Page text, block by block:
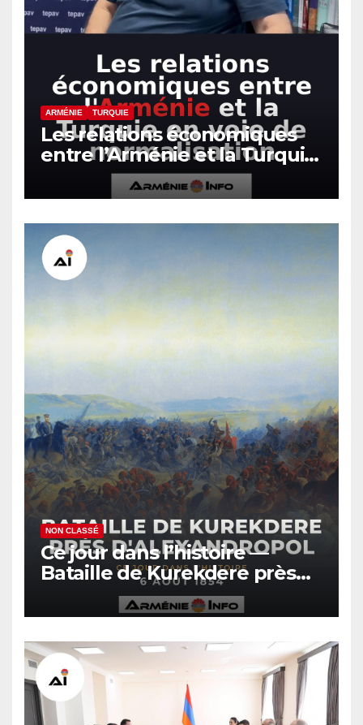
ARMÉNIE TURQUIE
Les relations économiques
entre l’Arménie et la Turquie
en voie de normalisation
NON CLASSÉ
Ce jour dans l’histoire —
Bataille de Kurekdere près
d’Alexandropol